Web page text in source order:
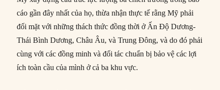
cáo gần đây nhất của họ, thừa nhận thực tế rằng Mỹ phải
đối mặt với những thách thức đồng thời ở Ấn Độ Dương-
Thái Bình Dương, Châu Âu, và Trung Đông, và do đó phải
cùng với các đồng minh và đối tác chuẩn bị bảo vệ các lợi
ích toàn cầu của mình ở cả ba khu vực.